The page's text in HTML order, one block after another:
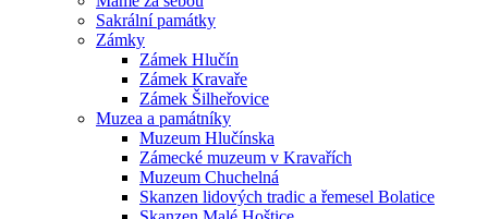
Sakrální památky
Zámky
Zámek Hlučín
Zámek Kravaře
Zámek Šilheřovice
Muzea a památníky
Muzeum Hlučínska
Zámecké muzeum v Kravařích
Muzeum Chuchelná
Skanzen lidových tradic a řemesel Bolatice